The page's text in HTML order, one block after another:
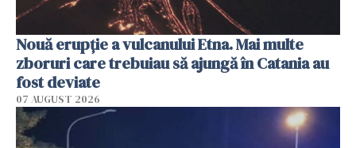
Nouă erupție a vulcanului Etna. Mai multe
zboruri care trebuiau să ajungă în Catania au
fost deviate
07 AUGUST 2026